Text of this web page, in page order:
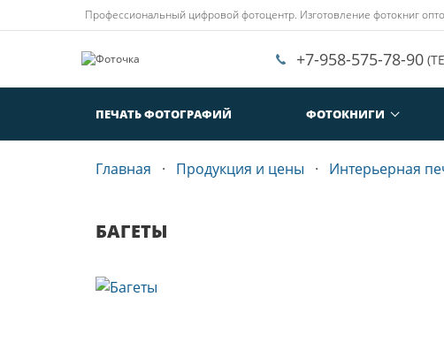
Профессиональный цифровой фотоцентр. Изготовление фотокниг
+7-958-575-78-90
ПЕЧАТЬ ФОТОГРАФИЙ ФОТОКНИГИ
Главная Продукция и цены Интерьерная
БАГЕТЫ